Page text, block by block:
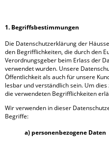
1. Begriffsbestimmungen
Die Datenschutzerklärung der
den Begrifflichkeiten, die durch den
Verordnungsgeber beim Erlass der
verwendet wurden. Unsere
Öffentlichkeit als auch für unsere
lesbar und verständlich sein. Um
die verwendeten Begrifflichkeiten
Wir verwenden in dieser
Begriffe:
a) personenbezogene Daten